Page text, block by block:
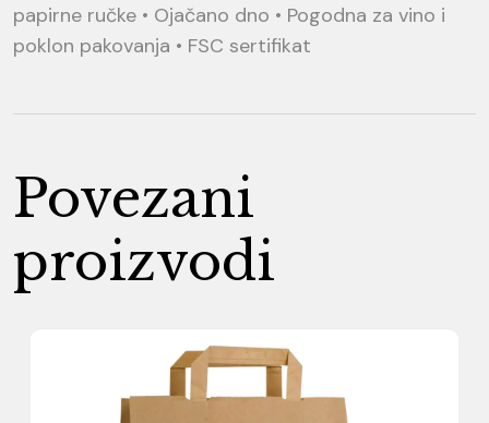
papirne ručke • Ojačano dno • Pogodna za vino i
poklon pakovanja • FSC sertifikat
Povezani
proizvodi